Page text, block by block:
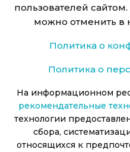
пользователей
можно отменить в
Политика о
Политика о
На информационном
рекомендательные
технологии
сбора,
относящихся к